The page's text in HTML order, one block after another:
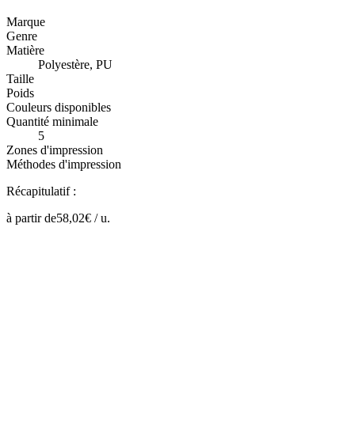
Marque
Genre
Matière
Polyestère, PU
Taille
Poids
Couleurs disponibles
Quantité minimale
5
Zones d'impression
Méthodes d'impression
Récapitulatif :
à partir de58,02€ /u.